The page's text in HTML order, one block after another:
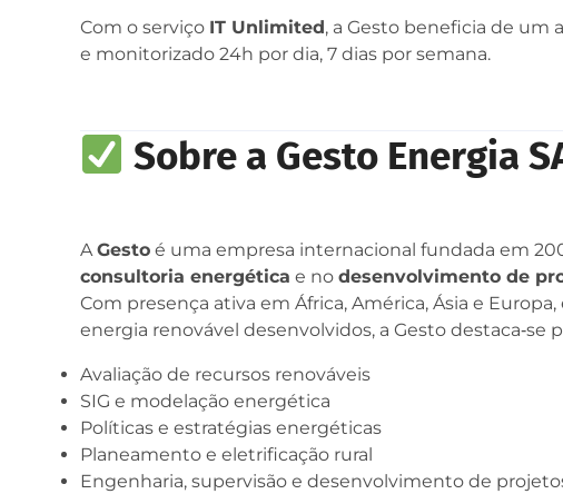
Com o serviço IT Unlimited, a Gesto beneficia de um
e monitorizado 24h por dia, 7 dias por semana.
Sobre a Gesto Energia
AGesto é uma empresa internacional fundada em
consultoria energética e no desenvolvimento de
Com presença ativa em África, América, Ásia e Europa,
energia renovável desenvolvidos, a Gesto destaca‑se
Avaliação de recursos renováveis
SIG e modelação energética
Políticas e estratégias energéticas
Planeamento e eletrificação rural
Engenharia, supervisão e desenvolvimento de